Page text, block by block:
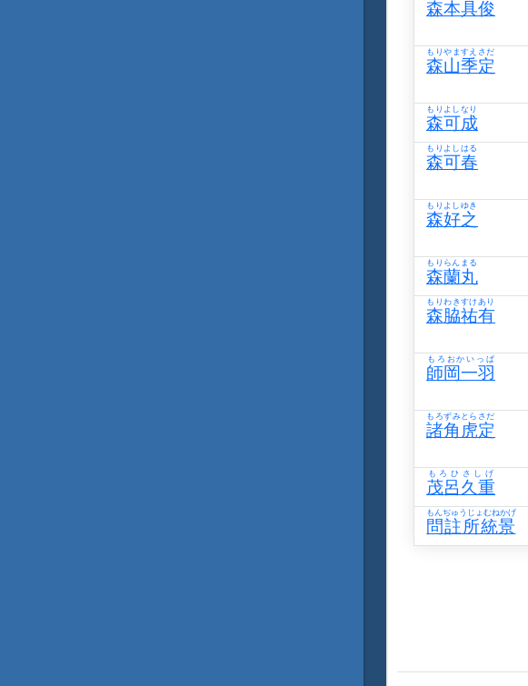
森本具俊
森山季定
もりやますえさだ
森可成
もりよしなり
森可春
もりよしはる
森好之
もりよしゆき
森蘭丸
もりらんまる
森脇祐有
もりわきすけあり
師岡一羽
もろおかいっぱ
諸角虎定
もろずみとらさだ
茂呂久重
もろひさしげ
問註所統景
もんぢゅうじょむねかげ